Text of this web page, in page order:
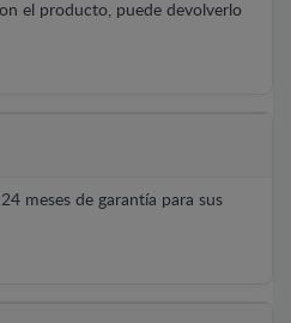
el producto, puede devolverlo
meses de garantía para sus